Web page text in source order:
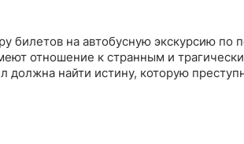
билетов на автобусную экскурсию по
отношение к странным и
найти истину, которую